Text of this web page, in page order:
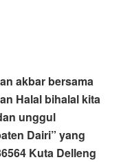
akbar bersama
Halal bihalal kita
unggul
Dairi” yang
Kuta Delleng